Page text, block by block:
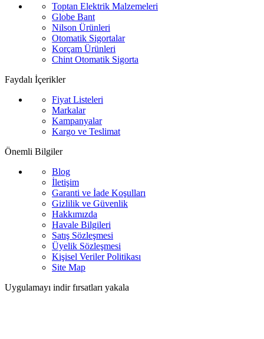
Toptan Elektrik Malzemeleri
Globe Bant
Nilson Ürünleri
Otomatik Sigortalar
Korçam Ürünleri
Chint Otomatik Sigorta
Faydalı İçerikler
Fiyat Listeleri
Markalar
Kampanyalar
Kargo ve Teslimat
Önemli Bilgiler
Blog
İletişim
Garanti ve İade Koşulları
Gizlilik ve Güvenlik
Hakkımızda
Havale Bilgileri
Satış Sözleşmesi
Üyelik Sözleşmesi
Kişisel Veriler Politikası
Site Map
Uygulamayı indir fırsatları yakala